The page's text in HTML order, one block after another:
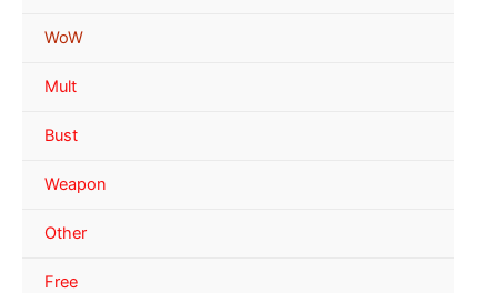
WoW
Mult
Bust
Weapon
Other
Free